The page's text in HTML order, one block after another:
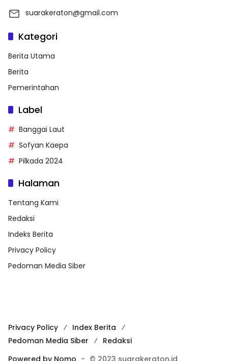
suarakeraton@gmail.com
Kategori
Berita Utama
Berita
Pemerintahan
Label
Banggai Laut
Sofyan Kaepa
Pilkada 2024
Halaman
Tentang Kami
Redaksi
Indeks Berita
Privacy Policy
Pedoman Media Siber
Privacy Policy
Index Berita
Pedoman Media Siber
Redaksi